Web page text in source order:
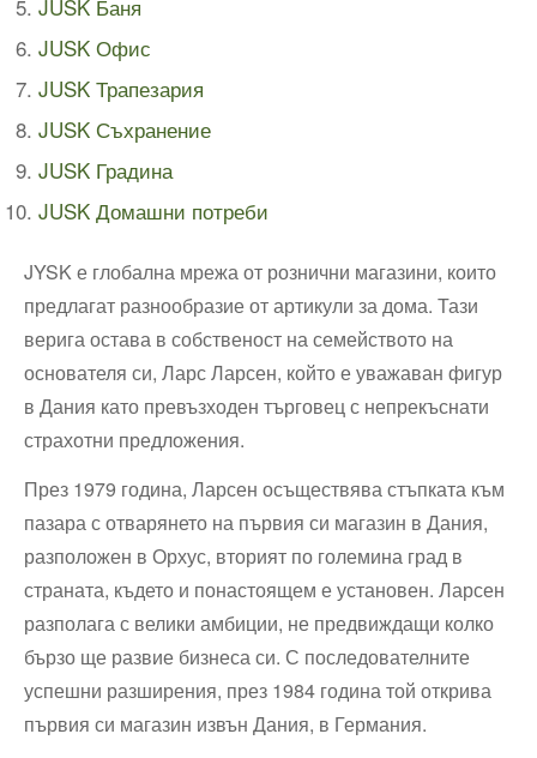
JUSK Баня
JUSK Офис
JUSK Трапезария
JUSK Съхранение
JUSK Градина
JUSK Домашни потреби
JYSK е глобална мрежа от рознични магазини, които
предлагат разнообразие от артикули за дома. Тази
верига остава в собственост на семейството на
основателя си, Ларс Ларсен, който е уважаван фигур
в Дания като превъзходен търговец с непрекъснати
страхотни предложения.
През 1979 година, Ларсен осъществява стъпката към
пазара с отварянето на първия си магазин в Дания,
разположен в Орхус, вторият по големина град в
страната, където и понастоящем е установен. Ларсен
разполага с велики амбиции, не предвиждащи колко
бързо ще развие бизнеса си. С последователните
успешни разширения, през 1984 година той открива
първия си магазин извън Дания, в Германия.